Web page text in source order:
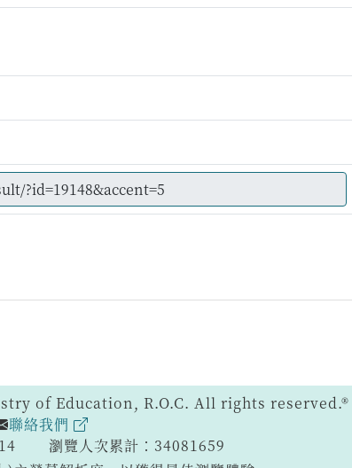
of Education, R.O.C. All rights reserved.®
聯絡我們
瀏覽人次累計：34081659